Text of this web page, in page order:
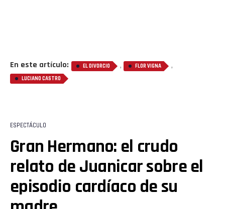
En este artículo: EL DIVORCIO , FLOR VIGNA ,
LUCIANO CASTRO
ESPECTÁCULO
Gran Hermano: el crudo
relato de Juanicar sobre el
episodio cardíaco de su